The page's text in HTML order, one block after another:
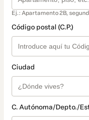
Ej.: Apartamento 2B,
Código postal (C.P.)
Ciudad
C. Autónoma/Depto./